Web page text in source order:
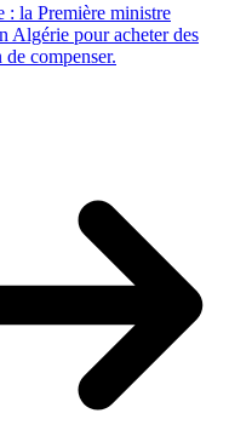
: la Première ministre
Algérie pour acheter des
compenser.